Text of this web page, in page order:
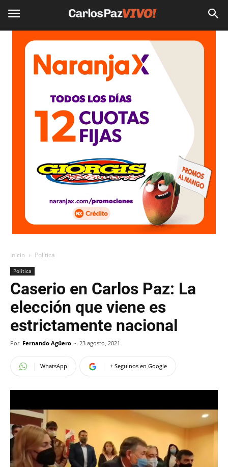
Inicio Política
Política
Caserio en Carlos Paz: La
elección que viene es
estrictamente nacional
Por Fernando Agüero - 23 agosto, 2021
WhatsApp + Seguinos en Google